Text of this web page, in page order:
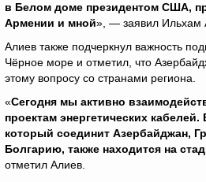
в Белом доме президентом США,
Армении и мной», — заявил Ильхам
Алиев также подчеркнул важность
Чёрное море и отметил, что
этому вопросу со странами региона.
«Сегодня мы активно
проектам энергетических
который соединит Азербайджан,
Болгарию, также находится на
отметил Алиев.